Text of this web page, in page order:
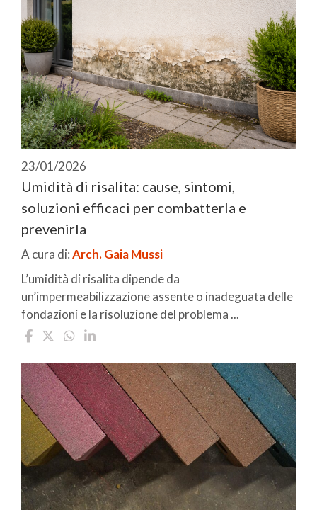
23/01/2026
Umidità di risalita: cause, sintomi,
soluzioni efficaci per combatterla e
prevenirla
A cura di:Arch. Gaia Mussi
L’umidità di risalita dipende da
un’impermeabilizzazione assente o inadeguata delle
fondazioni e la risoluzione del problema ...